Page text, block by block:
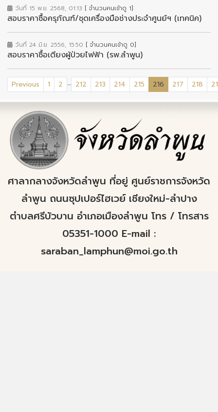
วันที่ 15 พ.ย. 2568, 01:13 [ จำนวนคนเข้าดู 1]
สอบราคาซื้อครุภัณฑ์/ชุดเครื่องมือช่างประจำศูนย์ฯ (เทคนิค)
วันที่ 24 มิ.ย. 2556, 15:50 [ จำนวนคนเข้าดู 0]
สอบราคาซื้อเตียงผู้ป่วยไฟฟ้า (รพ.ลำพูน)
Previous 1 2 ... 212 213 214 215 216 (current)
217 218
ศาลากลางจังหวัดลำพูน ที่อยู่ ศูนย์ราชการจังหวัด
ลำพูน ถนนซุปเปอร์ไฮเวย์ เชียงใหม่-ลำปาง
ตำบลศรีบัวบาน อำเภอเมืองลำพูน โทร / โทรสาร
05351-1000 E-mail :
saraban_lamphun@moi.go.th